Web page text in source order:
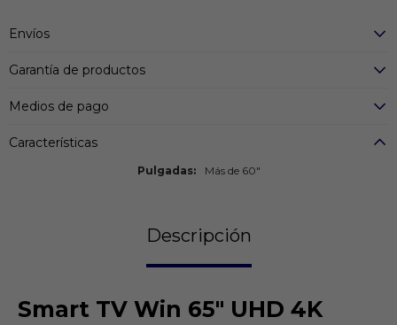
Envíos
Garantía de productos
Medios de pago
Características
Pulgadas Más de 60"
Descripción
Smart TV Win 65" UHD 4K